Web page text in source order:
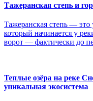
Тажеранская степь и
Тажеранская степь —
который начинается у
ворот — фактически до
Теплые озёра на реке
уникальная экосистема